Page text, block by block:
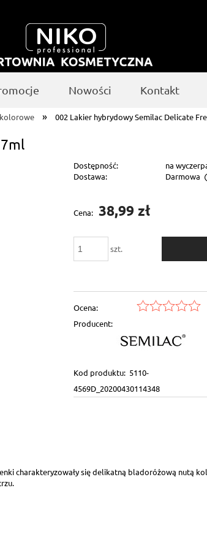
Nowości Kontakt
» 002 Lakier hybrydowy Semilac Delicate
Dostępność:
na
Dostawa:
Darmowa
Cena nie zawiera ewentualnych kosztów
płatnościCena: 38,99 zł
szt.
Ocena:
Producent:
Kod produktu: 5110-
4569D_20200430114348
charakteryzowały się delikatną bladoróżową nutą